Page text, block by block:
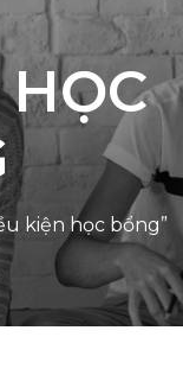
kiện học bổng”